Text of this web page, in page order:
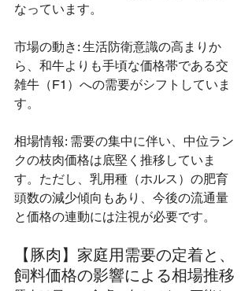
なっています。
市場の動き: 生活防衛意識の高まりか
ら、和牛よりも手頃な価格帯である交
雑牛（F1）への需要がシフトしていま
す。
相場情報: 需要の集中に伴い、中位ラン
クの枝肉価格は底堅く推移していま
す。ただし、乳用種（ホルス）の肥育
頭数の減少傾向もあり、今後の流通量
と価格の連動には注視が必要です。
【豚肉】家庭用需要の定着と、
飼料価格の影響による相場推移